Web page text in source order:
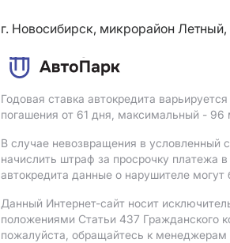
г. Новосибирск, микрорайон Летный,
Годовая ставка автокредита
погашения от 61 дня, максимальный -
В случае невозвращения в условленный
начислить штраф за просрочку платежа
автокредита данные о нарушителе
Данный Интернет-сайт носит
положениями Статьи 437 Гражданского
пожалуйста, обращайтесь к менеджерам